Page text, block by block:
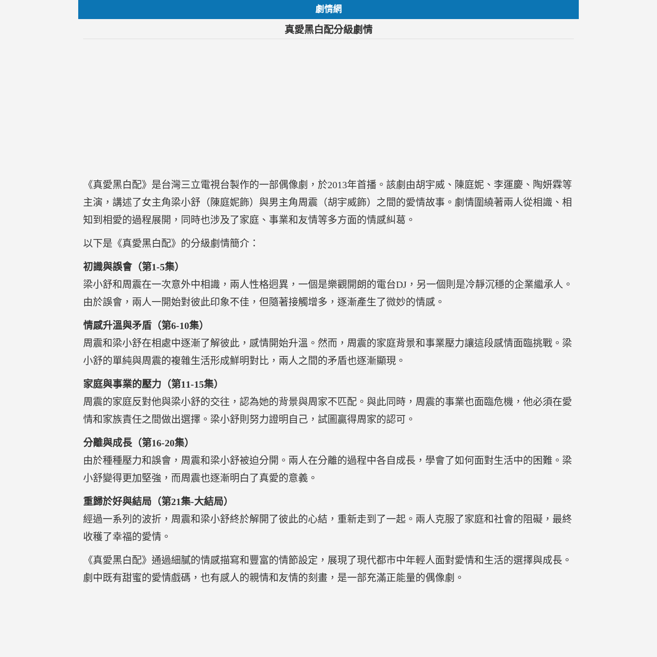
劇情網
真愛黑白配分級劇情
《真愛黑白配》是台灣三立電視台製作的一部偶像劇，於2013年首播。該劇由胡宇威、陳庭妮、李運慶、陶妍霖等
主演，講述了女主角梁小舒（陳庭妮飾）與男主角周震（胡宇威飾）之間的愛情故事。劇情圍繞著兩人從相識、相
知到相愛的過程展開，同時也涉及了家庭、事業和友情等多方面的情感糾葛。
以下是《真愛黑白配》的分級劇情簡介：
初識與誤會（第1-5集）
梁小舒和周震在一次意外中相識，兩人性格迥異，一個是樂觀開朗的電台DJ，另一個則是冷靜沉穩的企業繼承人。
由於誤會，兩人一開始對彼此印象不佳，但隨著接觸增多，逐漸產生了微妙的情感。
情感升溫與矛盾（第6-10集）
周震和梁小舒在相處中逐漸了解彼此，感情開始升溫。然而，周震的家庭背景和事業壓力讓這段感情面臨挑戰。梁
小舒的單純與周震的複雜生活形成鮮明對比，兩人之間的矛盾也逐漸顯現。
家庭與事業的壓力（第11-15集）
周震的家庭反對他與梁小舒的交往，認為她的背景與周家不匹配。與此同時，周震的事業也面臨危機，他必須在愛
情和家族責任之間做出選擇。梁小舒則努力證明自己，試圖贏得周家的認可。
分離與成長（第16-20集）
由於種種壓力和誤會，周震和梁小舒被迫分開。兩人在分離的過程中各自成長，學會了如何面對生活中的困難。梁
小舒變得更加堅強，而周震也逐漸明白了真愛的意義。
重歸於好與結局（第21集-大結局）
經過一系列的波折，周震和梁小舒終於解開了彼此的心結，重新走到了一起。兩人克服了家庭和社會的阻礙，最終
收穫了幸福的愛情。
《真愛黑白配》通過細膩的情感描寫和豐富的情節設定，展現了現代都市中年輕人面對愛情和生活的選擇與成長。
劇中既有甜蜜的愛情戲碼，也有感人的親情和友情的刻畫，是一部充滿正能量的偶像劇。